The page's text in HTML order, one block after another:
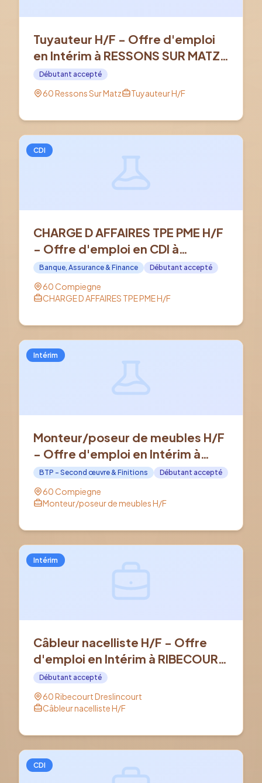
Tuyauteur H/F - Offre d'emploi
en Intérim à RESSONS SUR MATZ
(60)
Débutant accepté
60 Ressons Sur Matz Tuyauteur H/F
CDI
CHARGE D AFFAIRES TPE PME H/F
- Offre d'emploi en CDI à
COMPIEGNE (60)
Banque, Assurance & Finance Débutant accepté
60 Compiegne
CHARGE D AFFAIRES TPE PME H/F
Intérim
Monteur/poseur de meubles H/F
- Offre d'emploi en Intérim à
COMPIEGNE (60)
BTP - Second œuvre & Finitions Débutant accepté
60 Compiegne
Monteur/poseur de meubles H/F
Intérim
Câbleur nacelliste H/F - Offre
d'emploi en Intérim à RIBECOURT
DRESLINCOURT (60)
Débutant accepté
60 Ribecourt Dreslincourt
Câbleur nacelliste H/F
CDI